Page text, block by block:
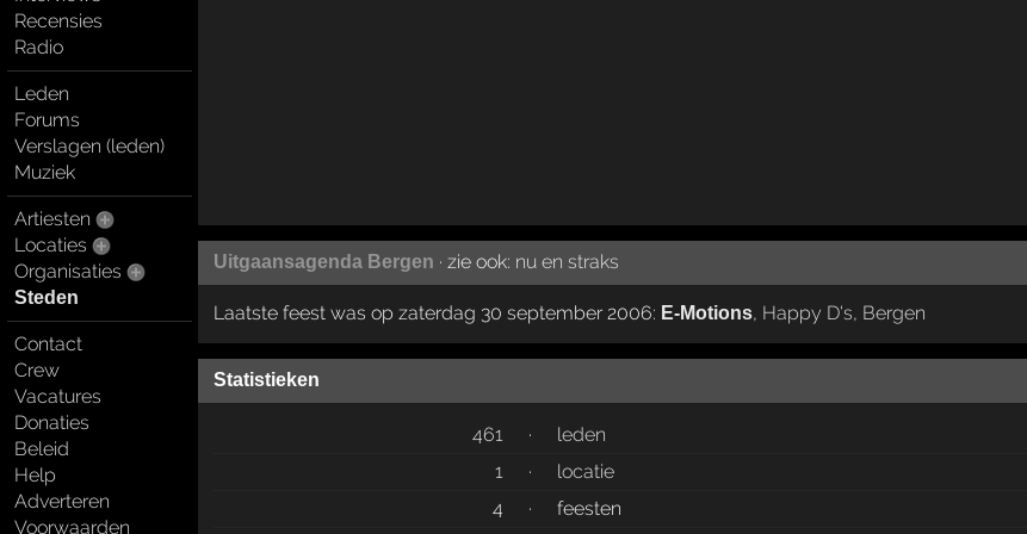
Recensies
Radio
Leden
Forums
Verslagen (leden)
Muziek
Artiesten
Locaties
Organisaties
Steden
Contact
Crew
Vacatures
Donaties
Beleid
Help
Adverteren
Voorwaarden
Uitgaansagenda Bergen · zie ook: nu en straks
Laatste feest was op zaterdag 30 september 2006: E-Motions, Happy D's, Bergen
Statistieken
461 ·
leden
1
·
locatie
4
· feesten